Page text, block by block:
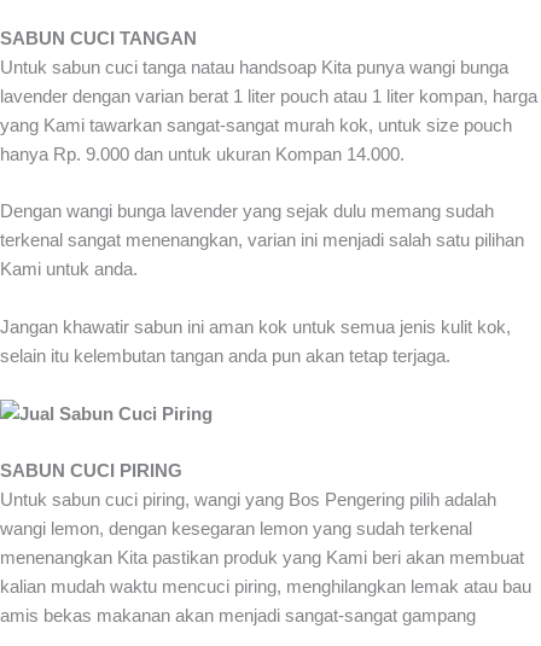
SABUN CUCI TANGAN
Untuk sabun cuci tanga natau handsoap Kita punya wangi bunga
lavender dengan varian berat 1 liter pouch atau 1 liter kompan, harga
yang Kami tawarkan sangat-sangat murah kok, untuk size pouch
hanya Rp. 9.000 dan untuk ukuran Kompan 14.000.
Dengan wangi bunga lavender yang sejak dulu memang sudah
terkenal sangat menenangkan, varian ini menjadi salah satu pilihan
Kami untuk anda.
Jangan khawatir sabun ini aman kok untuk semua jenis kulit kok,
selain itu kelembutan tangan anda pun akan tetap terjaga.
SABUN CUCI PIRING
Untuk sabun cuci piring, wangi yang Bos Pengering pilih adalah
wangi lemon, dengan kesegaran lemon yang sudah terkenal
menenangkan Kita pastikan produk yang Kami beri akan membuat
kalian mudah waktu mencuci piring, menghilangkan lemak atau bau
amis bekas makanan akan menjadi sangat-sangat gampang